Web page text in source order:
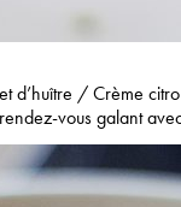
d’huître / Crème
vous galant